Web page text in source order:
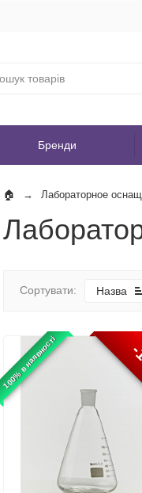
Бренди
Лабораторное
Сортувати: Назва
100% в наявності -